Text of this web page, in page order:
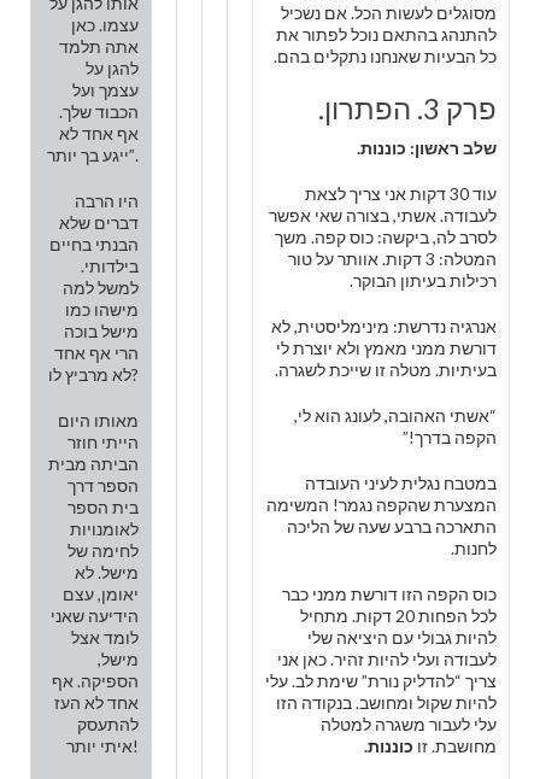
עצמו. כאן
אתה תלמד
להגן על
עצמך ועל
הכבוד שלך.
אף אחד לא
ייגע בך יותר”.
היו הרבה
דברים שלא
הבנתי בחיים
בילדותי.
למשל למה
מישהו כמו
מישל בוכה
הרי אף אחד
לא מרביץ לו?
מאותו היום
הייתי חוזר
הביתה מבית
הספר דרך
בית הספר
לאומנויות
לחימה של
מישל. לא
יאומן, עצם
הידיעה שאני
לומד אצל
מישל,
הספיקה. אף
אחד לא העז
להתעסק
איתי יותר!
מסוגלים לעשות הכל. אם נשכיל
להתנהג בהתאם נוכל לפתור את
כל הבעיות שאנחנו נתקלים בהם.
פרק 3. הפתרון.
שלב ראשון: כוננות.
עוד 30 דקות אני צריך לצאת
לעבודה. אשתי, בצורה שאי אפשר
לסרב לה, ביקשה: כוס קפה. משך
המטלה: 3 דקות. אוותר על טור
רכילות בעיתון הבוקר.
אנרגיה נדרשת: מינימליסטית, לא
דורשת ממני מאמץ ולא יוצרת לי
בעיתיות. מטלה זו שייכת לשגרה.
“אשתי האהובה, לעונג הוא לי,
הקפה בדרך!”
במטבח נגלית לעיני העובדה
המצערת שהקפה נגמר! המשימה
התארכה ברבע שעה של הליכה
לחנות.
כוס הקפה הזו דורשת ממני כבר
לכל הפחות 20 דקות. מתחיל
להיות גבולי עם היציאה שלי
לעבודה ועלי להיות זהיר. כאן אני
צריך “להדליק נורת” שימת לב. עלי
להיות שקול ומחושב. בנקודה הזו
עלי לעבור משגרה למטלה
מחושבת. זו כוננות.